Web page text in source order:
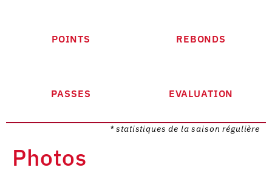
POINTS REBONDS
PASSES EVALUATION
* statistiques de la saison régulière
Photos